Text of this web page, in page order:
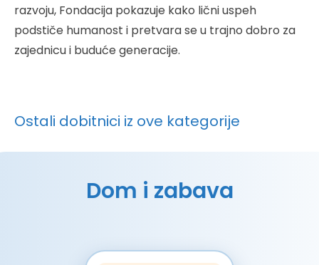
razvoju, Fondacija pokazuje kako lični uspeh
podstiče humanost i pretvara se u trajno dobro za
zajednicu i buduće generacije.
Ostali dobitnici iz ove kategorije
Dom i zabava